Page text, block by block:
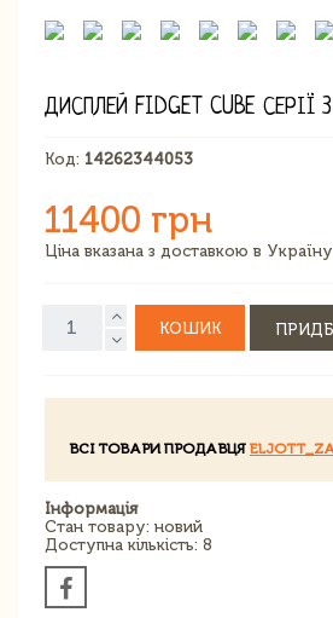
ДИСПЛЕЙ FIDGET CUBE СЕРІЇ
Код: 14262344053
11400 грн
Ціна вказана з доставкою в Україну
КОШИК
ВСІ ТОВАРИ ПРОДАВЦЯ
Інформація
Стан товару: новий
Доступна кількість: 8